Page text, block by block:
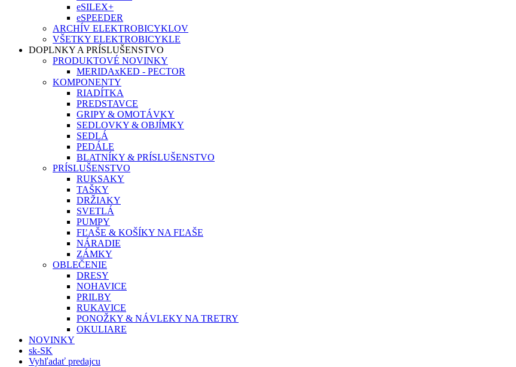
eSILEX+
eSPEEDER
ARCHÍV ELEKTROBICYKLOV
VŠETKY ELEKTROBICYKLE
DOPLNKY A PRÍSLUŠENSTVO
PRODUKTOVÉ NOVINKY
MERIDAxKED - PECTOR
KOMPONENTY
RIADÍTKA
PREDSTAVCE
GRIPY & OMOTÁVKY
SEDLOVKY & OBJÍMKY
SEDLÁ
PEDÁLE
BLATNÍKY & PRÍSLUŠENSTVO
PRÍSLUŠENSTVO
RUKSAKY
TAŠKY
DRŽIAKY
SVETLÁ
PUMPY
FĽAŠE & KOŠÍKY NA FĽAŠE
NÁRADIE
ZÁMKY
OBLEČENIE
DRESY
NOHAVICE
PRILBY
RUKAVICE
PONOŽKY & NÁVLEKY NA TRETRY
OKULIARE
NOVINKY
sk-SK
Vyhľadať predajcu